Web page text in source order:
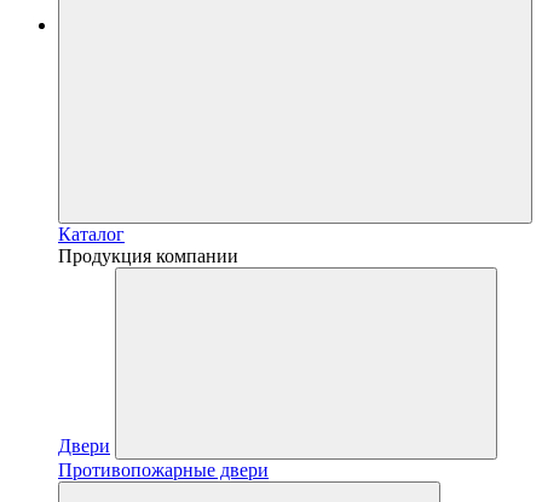
Каталог
Продукция компании
Двери
Противопожарные двери